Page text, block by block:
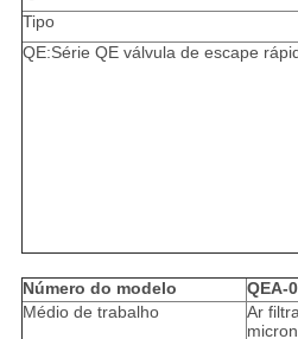
Tipo
QE:Série QE válvula de escape
Número do modelo QEA-
Médio de trabalho
Ar